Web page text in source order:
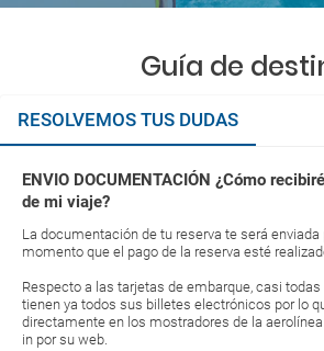
Guía de
RESOLVEMOS TUS DUDAS
ENVIO DOCUMENTACIÓN ¿Cómo
de mi viaje?
La documentación de tu reserva te será enviada
momento que el pago de la reserva esté
Respecto a las tarjetas de embarque, casi
tienen ya todos sus billetes electrónicos por lo
directamente en los mostradores de la
in por su web.